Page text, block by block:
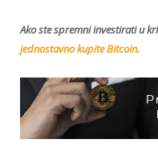
Ako ste spremni investirati u
jednostavno kupite Bitcoin.